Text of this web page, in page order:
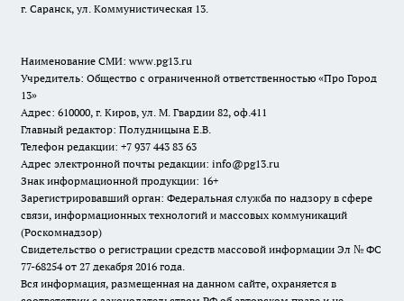
г. Саранск, ул. Коммунистическая 13.
Наименование СМИ: www.pg13.ru
Учредитель: Общество с ограниченной ответственностью «Про Город
13»
Адрес: 610000, г. Киров, ул. М. Гвардии 82, оф.411
Главный редактор: Полудницына Е.В.
Телефон редакции: +7 937 443 83 63
Адрес электронной почты редакции: info@pg13.ru
Знак информационной продукции: 16+
Зарегистрировавший орган: Федеральная служба по надзору в сфере
связи, информационных технологий и массовых коммуникаций
(Роскомнадзор)
Свидетельство о регистрации средств массовой информации Эл № ФС
77-68254 от 27 декабря 2016 года.
Вся информация, размещенная на данном сайте, охраняется в